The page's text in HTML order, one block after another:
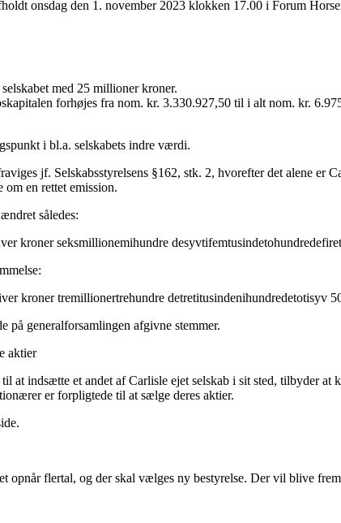
onsdag den 1. november 2023 klokken 17.00 i Forum
med 25 millioner kroner.
forhøjes fra nom. kr. 3.330.927,50 til i alt nom. kr.
i bl.a. selskabets indre værdi.
jf. Selskabsstyrelsens §162, stk. 2, hvorefter det alene
om en rettet emission.
således:
kroner seksmillionemihundre­
kroner tremillionertrehundre­ detretitusindenihundredetotisyv
generalforsamlingen afgivne stemmer.
aktier
at indsætte et andet af Carlisle ejet selskab i sit sted, tilbyder
er forpligtede til at sælge deres aktier.
opnår flertal, og der skal væl­ges ny bestyrelse. Der vil blive